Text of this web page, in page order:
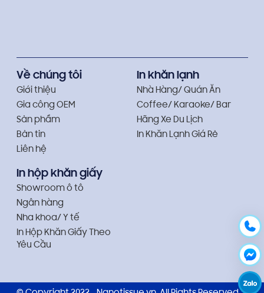
Về chúng tôi
Giới thiệu
Gia công OEM
Sản phẩm
Bản tin
Liên hệ
In khăn lạnh
Nhà Hàng/ Quán Ăn
Coffee/ Karaoke/ Bar
Hãng Xe Du Lịch
In Khăn Lạnh Giá Rẻ
In hộp khăn giấy
Showroom ô tô
Ngân hàng
Nha khoa/ Y tế
In Hộp Khăn Giấy Theo
Yêu Cầu